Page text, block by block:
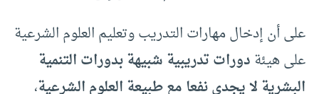
على أن إدخال مهارات التدريب وتعليم العلوم الشرعية
على هيئةدورات تدريبية شبيهة بدورات التنمية
البشرية لا يجدي نفعا مع طبيعة العلوم الشرعية،